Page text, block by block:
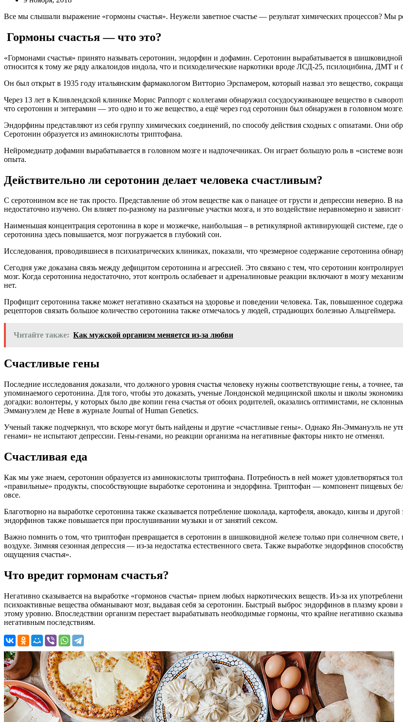
Все мы слышали выражение «гормоны счастья». Неужели заветное счастье — результат химических процессов? Мы
Гормоны счастья — что это?
«Гормонами счастья» принято называть серотонин, эндорфин и дофамин. Серотонин вырабатывается в
относится к тому же ряду алкалоидов индола, что и психоделические наркотики вроде ЛСД-25, псилоцибина, ДМТ и
Он был открыт в 1935 году итальянским фармакологом Витторио Эрспамером, который назвал это вещество,
Через 13 лет в Кливлендской клинике Морис Раппорт с коллегами обнаружил сосудосуживающее вещество в
что серотонин и энтерамин — это одно и то же вещество, а ещё через год серотонин был обнаружен в головном мозге.
Эндорфины представляют из себя группу химических соединений, по способу действия сходных с опиатами. Они
Серотонин образуется из аминокислоты триптофана.
Нейромедиатр дофамин вырабатывается в головном мозге и надпочечниках. Он играет большую роль в «системе
опыта.
Действительно ли серотонин делает человека счастливым?
С серотонином все не так просто. Представление об этом веществе как о панацее от грусти и депрессии неверно. В
недостаточно изучено. Он влияет по-разному на различные участки мозга, и это воздействие неравномерно и
Наименьшая концентрация серотонина в коре и мозжечке, наибольшая – в ретикулярной активирующей системе, где
серотонина здесь повышается, мозг погружается в глубокий сон.
Исследования, проводившиеся в психиатрических клиниках, показали, что чрезмерное содержание серотонина
Сегодня уже доказана связь между дефицитом серотонина и агрессией. Это связано с тем, что серотонин
мозг. Когда серотонина недостаточно, этот контроль ослабевает и адреналиновые реакции включают в мозгу
нет.
Профицит серотонина также может негативно сказаться на здоровье и поведении человека. Так, повышенное
рецепторов связать большое количество серотонина также отмечалось у людей, страдающих болезнью Альцгеймера.
Читайте также: Как мужской организм меняется из-за любви
Счастливые гены
Последние исследования доказали, что должного уровня счастья человеку нужны соответствующие гены, а точнее,
упоминаемого серотонина. Для того, чтобы это доказать, ученые Лондонской медицинской школы и школы
догадки: волонтеры, у которых было две копии гена счастья от обоих родителей, оказались оптимистами, не
Эммануэлем де Неве в журнале Journal of Human Genetics.
Ученый также подчеркнул, что вскоре могут быть найдены и другие «счастливые гены». Однако Ян-Эммануэль не
генами» не испытают депрессии. Гены-генами, но реакции организма на негативные факторы никто не отменял.
Счастливая еда
Как мы уже знаем, серотонин образуется из аминокислоты триптофана. Потребность в ней может удовлетворяться
«правильные» продукты, способствующие выработке серотонина и эндорфина. Триптофан — компонент пищевых
овсе.
Благотворно на выработке серотонина также сказывается потребление шоколада, картофеля, авокадо, кинзы и
эндорфинов также повышается при прослушивании музыки и от занятий сексом.
Важно помнить о том, что триптофан превращается в серотонин в шишковидной железе только при солнечном
воздухе. Зимняя сезонная депрессия — из-за недостатка естественного света. Также выработке эндорфинов
ощущения счастья».
Что вредит гормонам счастья?
Негативно сказывается на выработке «гормонов счастья» прием любых наркотических веществ. Из-за их
психоактивные вещества обманывают мозг, выдавая себя за серотонин. Быстрый выброс эндорфинов в плазму
этому уровню. Впоследствии организм перестает вырабатывать необходимые гормоны, что крайне негативно
негативным последствиям.